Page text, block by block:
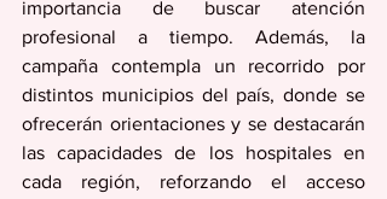
importancia de buscar atención
profesional a tiempo. Además, la
campaña contempla un recorrido por
distintos municipios del país, donde se
ofrecerán orientaciones y se destacarán
las capacidades de los hospitales en
cada región, reforzando el acceso